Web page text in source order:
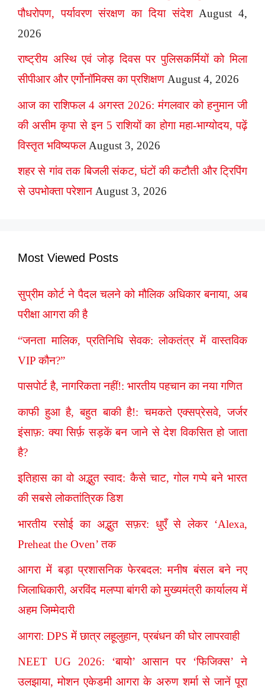
पौधरोपण, पर्यावरण संरक्षण का दिया संदेश August 4,
2026
राष्ट्रीय अस्थि एवं जोड़ दिवस पर पुलिसकर्मियों को मिला
सीपीआर और एर्गोनॉमिक्स का प्रशिक्षण August 4, 2026
आज का राशिफल 4 अगस्त 2026: मंगलवार को हनुमान जी
की असीम कृपा से इन 5 राशियों का होगा महा-भाग्योदय, पढ़ें
विस्तृत भविष्यफल August 3, 2026
शहर से गांव तक बिजली संकट, घंटों की कटौती और ट्रिपिंग
से उपभोक्ता परेशान August 3, 2026
Most Viewed Posts
सुप्रीम कोर्ट ने पैदल चलने को मौलिक अधिकार बनाया, अब
परीक्षा आगरा की है
“जनता मालिक, प्रतिनिधि सेवक: लोकतंत्र में वास्तविक
VIP कौन?”
पासपोर्ट है, नागरिकता नहीं!: भारतीय पहचान का नया गणित
काफी हुआ है, बहुत बाकी है!: चमकते एक्सप्रेसवे, जर्जर
इंसाफ़: क्या सिर्फ़ सड़कें बन जाने से देश विकसित हो जाता
है?
इतिहास का वो अद्भुत स्वाद: कैसे चाट, गोल गप्पे बने भारत
की सबसे लोकतांत्रिक डिश
भारतीय रसोई का अद्भुत सफ़र: धुएँ से लेकर ‘Alexa,
Preheat the Oven’ तक
आगरा में बड़ा प्रशासनिक फेरबदल: मनीष बंसल बने नए
जिलाधिकारी, अरविंद मलप्पा बांगरी को मुख्यमंत्री कार्यालय में
अहम जिम्मेदारी
आगरा: DPS में छात्र लहूलुहान, प्रबंधन की घोर लापरवाही
NEET UG 2026: ‘बायो’ आसान पर ‘फिजिक्स’ ने
उलझाया, मोशन एकेडमी आगरा के अरुण शर्मा से जानें पूरा